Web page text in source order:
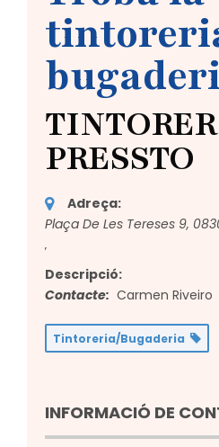
PRESSTO
Adreça:
Plaça De Les Tereses 9,
,
Descripció:
Contacte: Carmen
Tintoreria/Bugaderia
INFORMACIÓ DE